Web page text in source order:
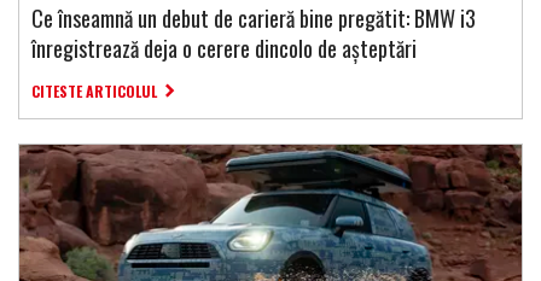
Ce înseamnă un debut de carieră bine pregătit: BMW i3
înregistrează deja o cerere dincolo de așteptări
CITESTE ARTICOLUL